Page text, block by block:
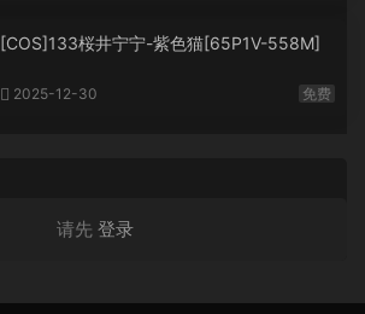
[COS]133桜井宁宁-紫色猫[65P1V-558M]
2025-12-30 免费
请先 登录